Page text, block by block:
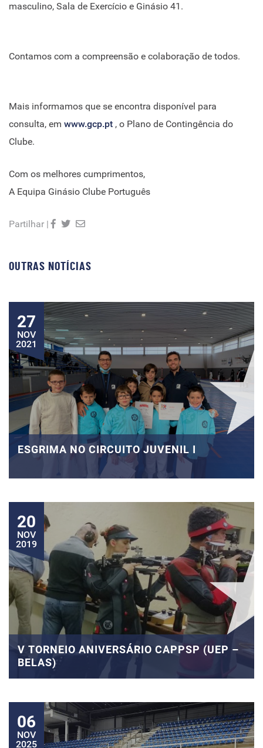
masculino, Sala de Exercício e Ginásio 41.
Contamos com a compreensão e colaboração de todos.
Mais informamos que se encontra disponível para
consulta, em www.gcp.pt , o Plano de Contingência do
Clube.
Com os melhores cumprimentos,
A Equipa Ginásio Clube Português
Partilhar |
OUTRAS NOTÍCIAS
27
NOV
2021
ESGRIMA NO CIRCUITO JUVENIL I
20
NOV
2019
V TORNEIO ANIVERSÁRIO CAPPSP (UEP –
BELAS)
06
NOV
2025